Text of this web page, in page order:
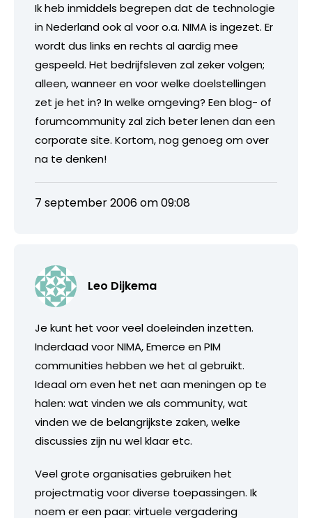
Ik heb inmiddels begrepen dat de technologie
in Nederland ook al voor o.a. NIMA is ingezet. Er
wordt dus links en rechts al aardig mee
gespeeld. Het bedrijfsleven zal zeker volgen;
alleen, wanneer en voor welke doelstellingen
zet je het in? In welke omgeving? Een blog- of
forumcommunity zal zich beter lenen dan een
corporate site. Kortom, nog genoeg om over
na te denken!
7 september 2006 om 09:08
Leo Dijkema
Je kunt het voor veel doeleinden inzetten.
Inderdaad voor NIMA, Emerce en PIM
communities hebben we het al gebruikt.
Ideaal om even het net aan meningen op te
halen: wat vinden we als community, wat
vinden we de belangrijkste zaken, welke
discussies zijn nu wel klaar etc.
Veel grote organisaties gebruiken het
projectmatig voor diverse toepassingen. Ik
noem er een paar: virtuele vergadering